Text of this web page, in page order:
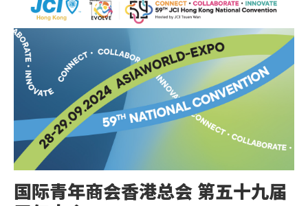
国际青年商会香港总会 第五十九届